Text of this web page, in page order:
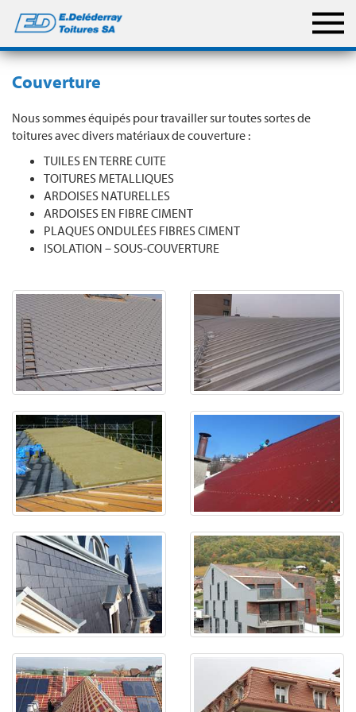
Couverture
Nous sommes équipés pour travailler sur toutes sortes de
toitures avec divers matériaux de couverture :
TUILES EN TERRE CUITE
TOITURES METALLIQUES
ARDOISES NATURELLES
ARDOISES EN FIBRE CIMENT
PLAQUES ONDULÉES FIBRES CIMENT
ISOLATION – SOUS-COUVERTURE